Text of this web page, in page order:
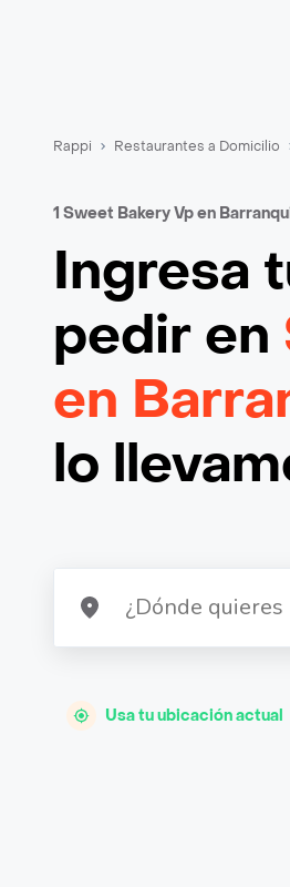
Rappi Restaurantes a Domicilio
1 Sweet Bakery Vp en
Ingresa
pedir en
en
lo
Usa tu ubicación actual